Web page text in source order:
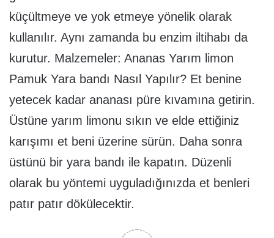
küçültmeye ve yok etmeye yönelik olarak
kullanılır. Aynı zamanda bu enzim iltihabı da
kurutur. Malzemeler: Ananas Yarım limon
Pamuk Yara bandı Nasıl Yapılır? Et benine
yetecek kadar ananası püre kıvamına getirin.
Üstüne yarım limonu sıkın ve elde ettiğiniz
karışımı et beni üzerine sürün. Daha sonra
üstünü bir yara bandı ile kapatın. Düzenli
olarak bu yöntemi uyguladığınızda et benleri
patır patır dökülecektir.